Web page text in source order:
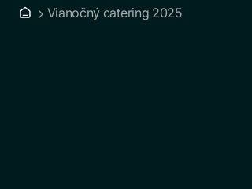
Vianočný catering 2025